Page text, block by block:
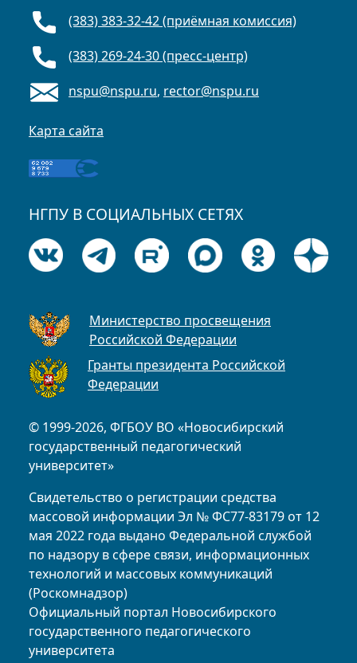
© 1999-2026, ФГБОУ ВО «Новосибирский
государственный педагогический
университет»
Свидетельство о регистрации средства
массовой информации Эл № ФС77-83179 от 12
мая 2022 года выдано Федеральной службой
по надзору в сфере связи, информационных
технологий и массовых коммуникаций
(Роскомнадзор)
Официальный портал Новосибирского
государственного педагогического
университета
(383) 383-32-42 (приёмная комиссия)
(383) 269-24-30 (пресс-центр)
nspu@nspu.ru, rector@nspu.ru
Карта сайта
НГПУ В СОЦИАЛЬНЫХ СЕТЯХ
Министерство просвещения
Российской Федерации
Гранты президента Российской
Федерации